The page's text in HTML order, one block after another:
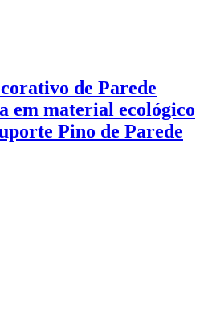
de Parede
em material ecológico
Pino de Parede